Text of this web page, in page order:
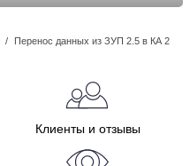
/ Перенос данных из ЗУП 2.5 в КА 2
Клиенты и отзывы